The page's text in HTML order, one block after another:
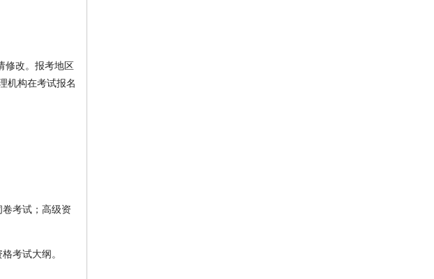
修改。报考地区
机构在考试报名
考试；高级资
考试大纲。